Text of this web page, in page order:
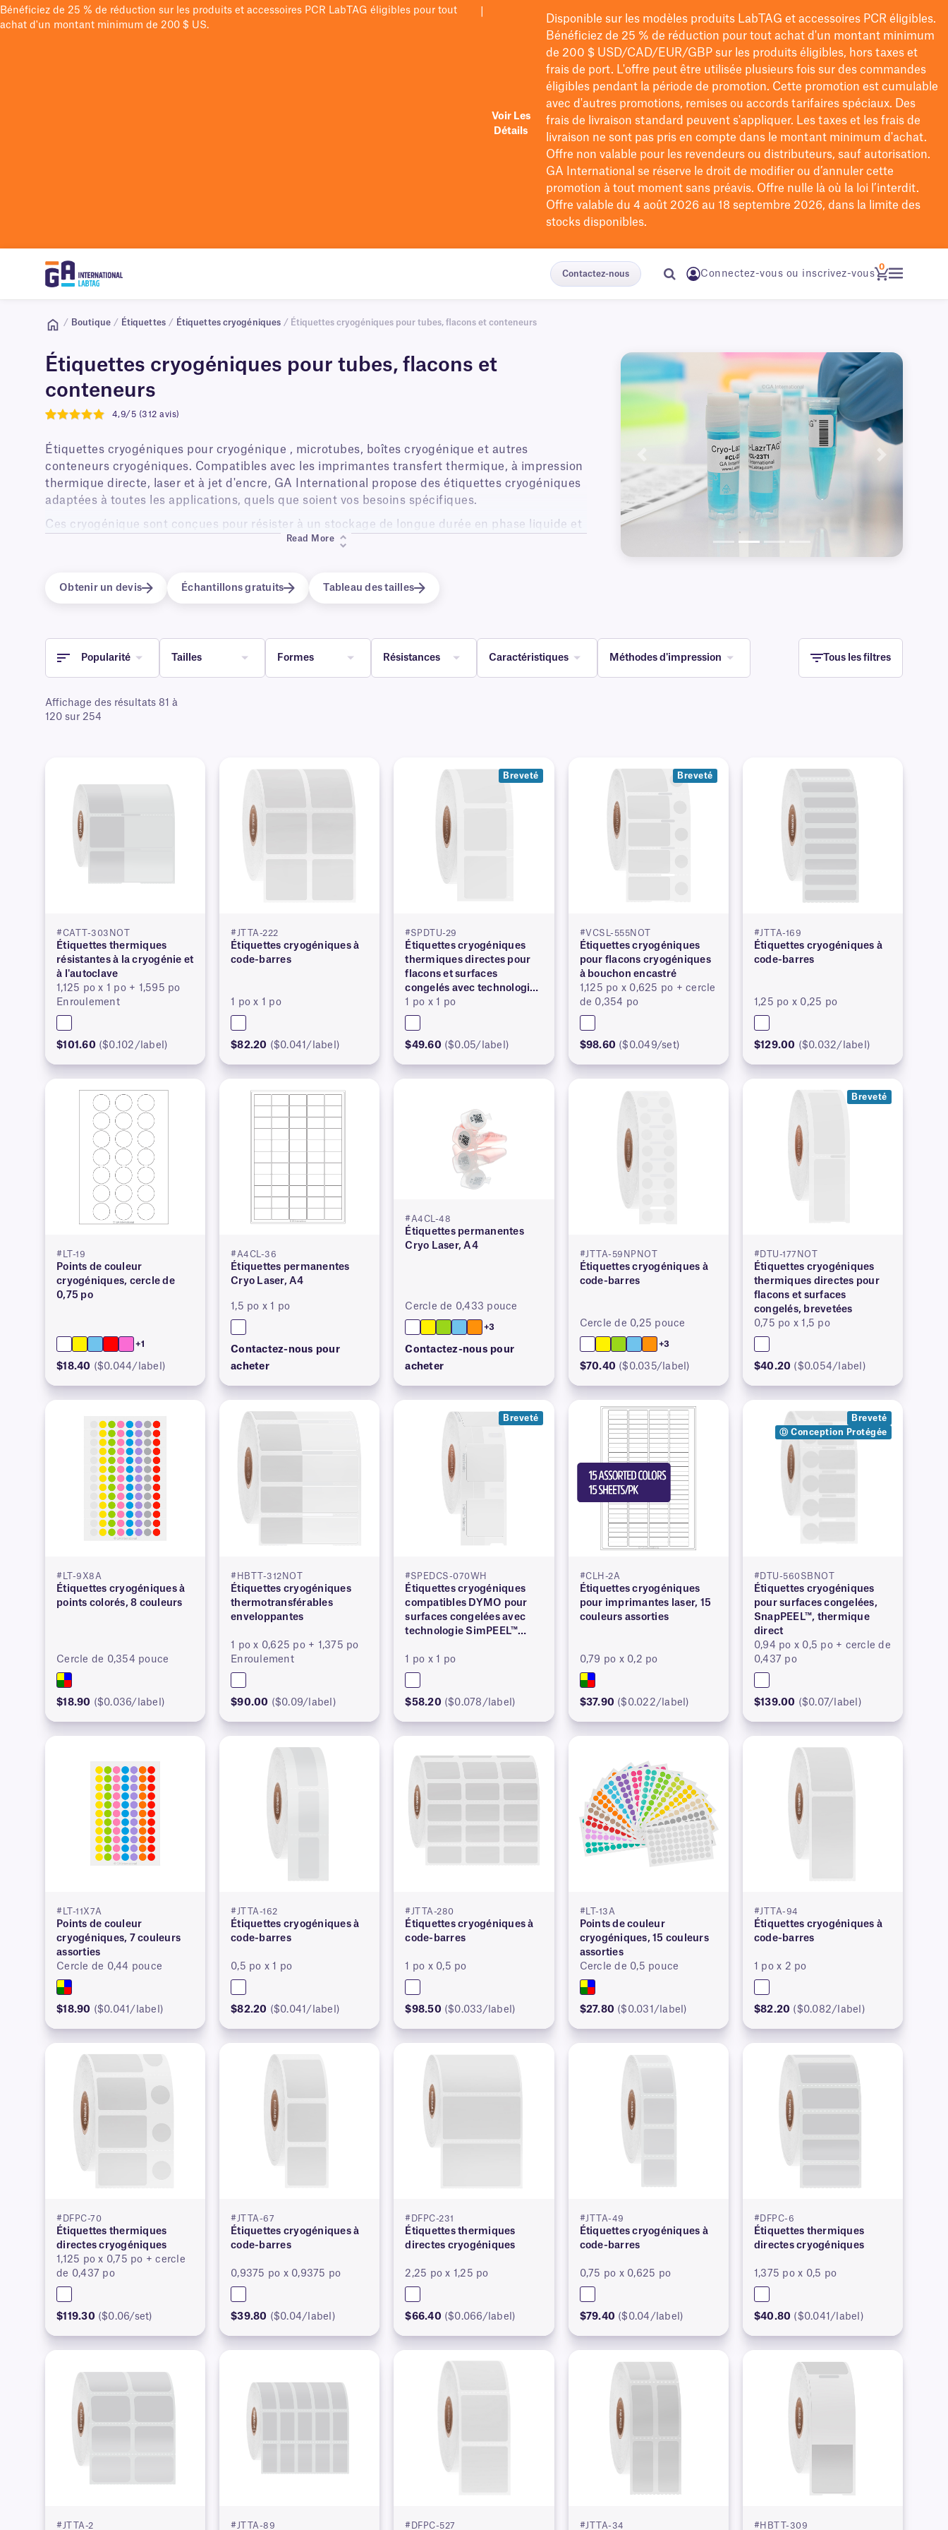
Bénéficiez de 25 % de réduction sur les produits et accessoires PCR LabTAG éligibles pour tout
achat d'un montant minimum de 200 $ US.
Voir Les
Détails
Disponible sur les modèles produits LabTAG et accessoires PCR éligibles.
Bénéficiez de 25 % de réduction pour tout achat d'un montant minimum
de 200 $USD/CAD/EUR/GBPsur les produits éligibles, hors taxes et
frais de port. L'offre peut être utilisée plusieurs fois sur des commandes
éligibles pendant la période de promotion. Cette promotion est cumulable
avec d'autres promotions, remises ou accords tarifaires spéciaux. Des
frais de livraison standard peuvent s'appliquer. Les taxes et les frais de
livraison ne sont pas pris en compte dans le montant minimum d'achat.
Offre non valable pour les revendeurs ou distributeurs, sauf autorisation.
GA International se réserve le droit de modifierou d’annuler cette
promotion à tout moment sans préavis. Offre nulle là où la loi l’interdit.
Offre valable du 4 août 2026 au 18 septembre 2026, dans la limite des
stocks disponibles.
Contactez-nous Connectez-vous ou inscrivez-vous
0
/ Boutique / Étiquettes / Étiquettes cryogéniques / Étiquettes cryogéniques pour tubes, flacons et conteneurs
Étiquettes cryogéniques pour tubes, flacons et
conteneurs
4,9/5 (312 avis)
Étiquettes cryogéniques pour cryogénique , microtubes, boîtes cryogénique et autres
conteneurs cryogéniques. Compatibles avec les imprimantes transfert thermique, à impression
thermique directe, laser et à jet d'encre, GA International propose des étiquettes cryogéniques
adaptées à toutes les applications, quels que soient vos besoins spécifiques.
Ces cryogénique sont conçues pour résister à un stockage de longue durée en phase liquide et
en phase vapeur d'azote liquide (-196 °C), dans des congélateurs de laboratoire (-120 °C, -80 °C
s'adaptent à toutes les surfaces et facilitent le codage couleur.
Read More
Obtenir un devis Échantillons gratuits Tableau des tailles
Suivant
Popularité Tailles Formes Résistances Caractéristiques Méthodes d'impression Tous les filtres
Affichage des résultats 81 à
120 sur 254
#CATT-303NOT
Étiquettes thermiques
résistantes à la cryogénie et
à l'autoclave
1,125 po x 1 po + 1,595 po
Enroulement
$101.60 ($0.102/label)
#JTTA-222
Étiquettes cryogéniques à
code-barres
1 po x 1 po
$82.20 ($0.041/label)
Breveté
#SPDTU-29
Étiquettes cryogéniques
thermiques directes pour
flacons et surfaces
congelés avec technologie
SimPEEL™ (BREVETÉE)
1 po x 1 po
$49.60 ($0.05/label)
Breveté
#VCSL-555NOT
Étiquettes cryogéniques
pour flacons cryogéniques
à bouchon encastré
1,125 po x 0,625 po + cercle
de 0,354 po
$98.60 ($0.049/set)
#JTTA-169
Étiquettes cryogéniques à
code-barres
1,25 po x 0,25 po
$129.00 ($0.032/label)
#LT-19
Points de couleur
cryogéniques, cercle de
0,75 po
+1
$18.40 ($0.044/label)
#A4CL-36
Étiquettes permanentes
Cryo Laser, A4
1,5 po x 1 po
Contactez-nous pour
acheter
#A4CL-48
Étiquettes permanentes
Cryo Laser, A4
Cercle de 0,433 pouce
+3
Contactez-nous pour
acheter
#JTTA-59NPNOT
Étiquettes cryogéniques à
code-barres
Cercle de 0,25 pouce
+3
$70.40 ($0.035/label)
Breveté
#DTU-177NOT
Étiquettes cryogéniques
thermiques directes pour
flacons et surfaces
congelés, brevetées
0,75 po x 1,5 po
$40.20 ($0.054/label)
#LT-9X8A
Étiquettes cryogéniques à
points colorés, 8 couleurs
Cercle de 0,354 pouce
$18.90 ($0.036/label)
#HBTT-312NOT
Étiquettes cryogéniques
thermotransférables
enveloppantes
1 po x 0,625 po + 1,375 po
Enroulement
$90.00 ($0.09/label)
Breveté
#SPEDCS-070WH
Étiquettes cryogéniques
compatibles DYMO pour
surfaces congelées avec
technologie SimPEEL™
1 po x 1 po
$58.20 ($0.078/label)
#CLH-2A
Étiquettes cryogéniques
pour imprimantes laser, 15
couleurs assorties
0,79 po x 0,2 po
$37.90 ($0.022/label)
Breveté
Ⓓ Conception Protégée
#DTU-560SBNOT
Étiquettes cryogéniques
pour surfaces congelées,
SnapPEEL™, thermique
direct
0,94 po x 0,5 po + cercle de
0,437 po
$139.00 ($0.07/label)
#LT-11X7A
Points de couleur
cryogéniques, 7 couleurs
assorties
Cercle de 0,44 pouce
$18.90 ($0.041/label)
#JTTA-162
Étiquettes cryogéniques à
code-barres
0,5 po x 1 po
$82.20 ($0.041/label)
#JTTA-280
Étiquettes cryogéniques à
code-barres
1 po x 0,5 po
$98.50 ($0.033/label)
#LT-13A
Points de couleur
cryogéniques, 15 couleurs
assorties
Cercle de 0,5 pouce
$27.80 ($0.031/label)
#JTTA-94
Étiquettes cryogéniques à
code-barres
1 po x 2 po
$82.20 ($0.082/label)
#DFPC-70
Étiquettes thermiques
directes cryogéniques
1,125 po x 0,75 po + cercle
de 0,437 po
$119.30 ($0.06/set)
#JTTA-67
Étiquettes cryogéniques à
code-barres
0,9375 po x 0,9375 po
$39.80 ($0.04/label)
#DFPC-231
Étiquettes thermiques
directes cryogéniques
2,25 po x 1,25 po
$66.40 ($0.066/label)
#JTTA-49
Étiquettes cryogéniques à
code-barres
0,75 po x 0,625 po
$79.40 ($0.04/label)
#DFPC-6
Étiquettes thermiques
directes cryogéniques
1,375 po x 0,5 po
$40.80 ($0.041/label)
#JTTA-2 #JTTA-89 #DFPC-527 #JTTA-34 #HBTT-309